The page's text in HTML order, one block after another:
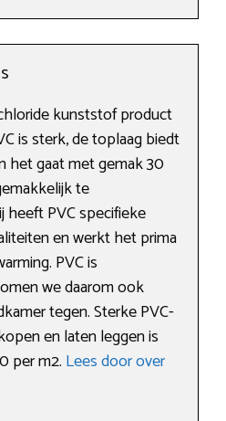
kunststof product
is sterk, de toplaag biedt
het gaat met gemak 30
te
heeft PVC specifieke
en werkt het prima
PVC is
we daarom ook
tegen. Sterke PVC-
en laten leggen is
per m2. Lees door over